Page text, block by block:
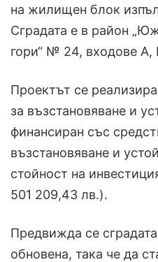
на жилищен блок
Сградата е в район
гори“ № 24, входове А,
Проектът се
за възстановяване и
финансиран със
възстановяване и
стойност на
501 209,43 лв.).
Предвижда се
обновена, така че да